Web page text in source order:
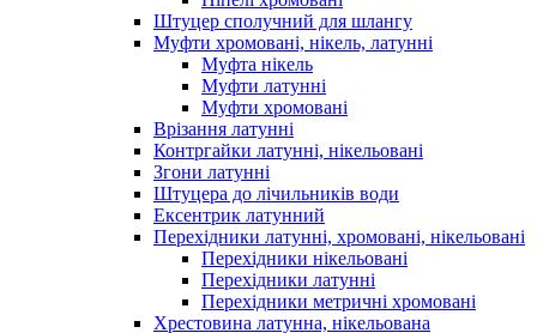
Штуцер сполучний для шлангу
Муфти хромовані, нікель, латунні
Муфта нікель
Муфти латунні
Муфти хромовані
Врізання латунні
Контргайки латунні, нікельовані
Згони латунні
Штуцера до лічильників води
Ексентрик латунний
Перехідники латунні, хромовані, нікельовані
Перехідники нікельовані
Перехідники латунні
Перехідники метричні хромовані
Хрестовина латунна, нікельована